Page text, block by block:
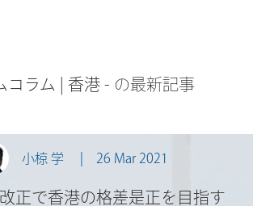
コラム 香港- の最新記事
小椋 学 26 Mar 2021
正で香港の格差是正を目指す